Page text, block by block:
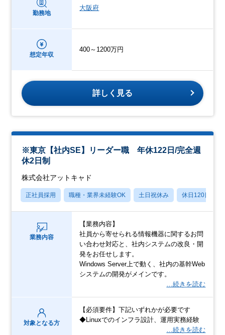
勤務地
大阪府
想定年収
400～1200万円
詳しく見る
※東京【社内SE】リーダー職 年休122日/完全週
休2日制
株式会社アットキャド
正社員採用 職種・業界未経験OK 土日祝休み 休日120日以上
業務内容
【業務内容】
社員から寄せられる情報機器に関するお問
い合わせ対応と、社内システムの改良・開
発をお任せします。
Windows Server上で動く、社内の基幹Web
システムの開発がメインです。
…続きを読む
対象となる方
【必須要件】下記いずれかが必要です
◆Linuxでのインフラ設計、運用実務経験
…続きを読む